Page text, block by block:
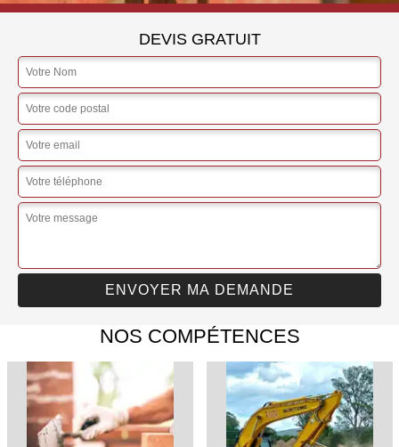
DEVIS GRATUIT
NOS COMPÉTENCES